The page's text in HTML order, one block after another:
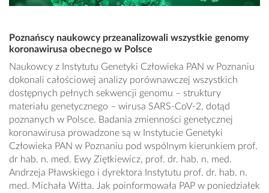
Poznańscy naukowcy przeanalizowali wszystkie genomy
koronawirusa obecnego w Polsce
Naukowcy z Instytutu Genetyki Człowieka PAN w Poznaniu
dokonali całościowej analizy porównawczej wszystkich
dostępnych pełnych sekwencji genomu – struktury
materiału genetycznego – wirusa SARS-CoV-2, dotąd
poznanych w Polsce. Badania zmienności genetycznej
koronawirusa prowadzone są w Instytucie Genetyki
Człowieka PAN w Poznaniu pod wspólnym kierunkiem prof.
dr hab. n. med. Ewy Ziętkiewicz, prof. dr. hab. n. med.
Andrzeja Pławskiego i dyrektora Instytutu prof. dr. hab. n.
med. Michała Witta. Jak poinformowała PAP w poniedziałek